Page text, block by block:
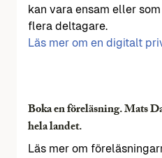
kan vara ensam eller
flera deltagare.
Läs mer om en digitalt
Boka en föreläsning. Mats
hela landet.
Läs mer om